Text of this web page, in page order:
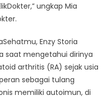
ungkap Mia
Enzy Storia
saat mengetahui dirinya
arthritis (RA) sejak usia
sebagai tulang
memiliki autoimun, di